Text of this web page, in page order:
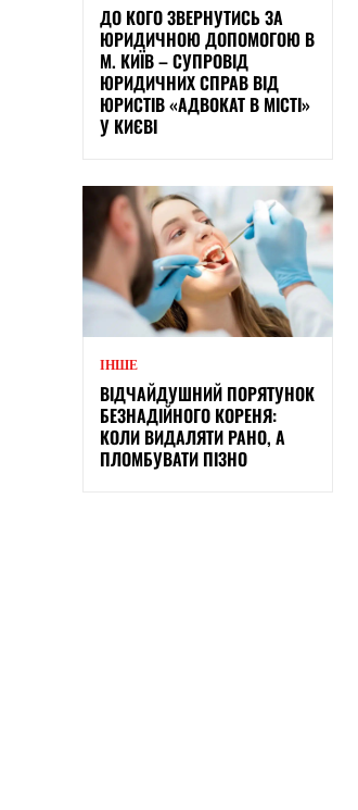
ДО КОГО ЗВЕРНУТИСЬ ЗА
ЮРИДИЧНОЮ ДОПОМОГОЮ В
М. КИЇВ – СУПРОВІД
ЮРИДИЧНИХ СПРАВ ВІД
ЮРИСТІВ «АДВОКАТ В МІСТІ»
У КИЄВІ
ІНШЕ
ВІДЧАЙДУШНИЙ ПОРЯТУНОК
БЕЗНАДІЙНОГО КОРЕНЯ:
КОЛИ ВИДАЛЯТИ РАНО, А
ПЛОМБУВАТИ ПІЗНО